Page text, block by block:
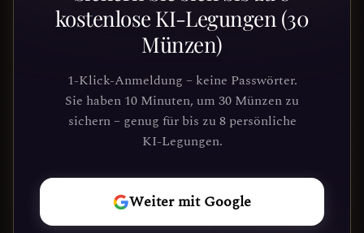
kostenlose KI-Legungen (30
Münzen)
1-Klick-Anmeldung – keine Passwörter.
Sie haben 10 Minuten, um 30 Münzen zu
sichern – genug für bis zu 8 persönliche
KI-Legungen.
Weiter mit Google
entdecken?
Schließe dich Tausenden von
Suchenden an, die Klarheit und
Führung durch unsere Plattform
gefunden haben. Deine kosmische Reise
wartet.
REISE
BEGINNEN